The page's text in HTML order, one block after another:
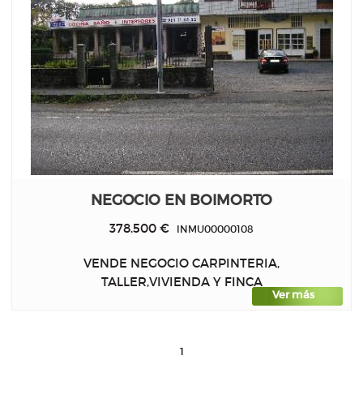
NEGOCIO EN BOIMORTO
378.500 € INMU00000108
VENDE NEGOCIO CARPINTERIA,
TALLER,VIVIENDA Y FINCA
Ver más
1